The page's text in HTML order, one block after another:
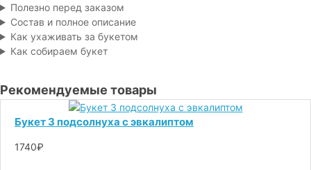
Полезно перед заказом
Состав и полное описание
Как ухаживать за букетом
Как собираем букет
Рекомендуемые товары
Букет 3 подсолнуха с эвкалиптом
1740₽